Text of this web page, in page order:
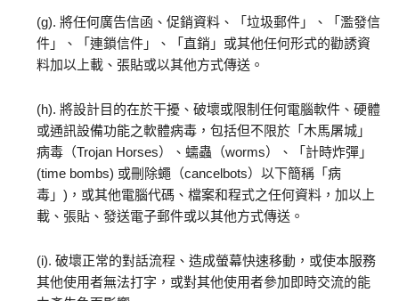
(g). 將任何廣告信函、促銷資料、「垃圾郵件」、「濫發信
件」、「連鎖信件」、「直銷」或其他任何形式的勸誘資
料加以上載、張貼或以其他方式傳送。
(h). 將設計目的在於干擾、破壞或限制任何電腦軟件、硬體
或通訊設備功能之軟體病毒，包括但不限於「木馬屠城」
病毒（Trojan Horses）、蠕蟲（worms）、「計時炸彈」
(time bombs) 或刪除蠅（cancelbots）以下簡稱「病
毒」)，或其他電腦代碼、檔案和程式之任何資料，加以上
載、張貼、發送電子郵件或以其他方式傳送。
(i). 破壞正常的對話流程、造成螢幕快速移動，或使本服務
其他使用者無法打字，或對其他使用者參加即時交流的能